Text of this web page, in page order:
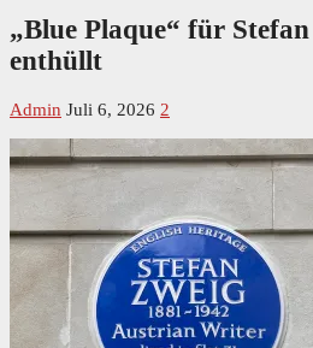
„Blue Plaque“ für
enthüllt
Admin Juli 6, 2026 2